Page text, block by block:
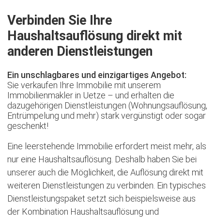
Verbinden Sie Ihre
Haushaltsauflösung direkt mit
anderen Dienstleistungen
Ein unschlagbares und einzigartiges Angebot:
Sie verkaufen Ihre Immobilie mit unserem
Immobilienmakler in Uetze – und erhalten die
dazugehörigen Dienstleistungen (Wohnungsauflösung,
Entrümpelung und mehr) stark vergünstigt oder sogar
geschenkt!
Eine leerstehende Immobilie erfordert meist mehr, als
nur eine Haushaltsauflösung. Deshalb haben Sie bei
unserer auch die Möglichkeit, die Auflösung direkt mit
weiteren Dienstleistungen zu verbinden. Ein typisches
Dienstleistungspaket setzt sich beispielsweise aus
der Kombination Haushaltsauflösung und